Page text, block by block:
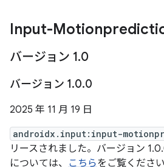
Input-
バージョン 1.0
バージョン 1.0.0
2025 年 11 月 19 日
androidx.input:input-
リースされました。バージョン
については、 こちらをご覧ください